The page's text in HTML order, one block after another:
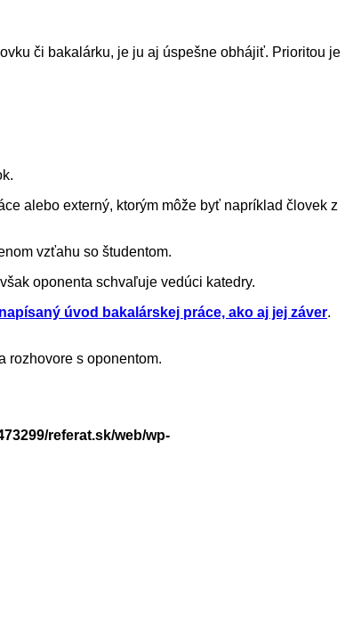
či bakalárku, je ju aj úspešne obhájiť. Prioritou je
alebo externý, ktorým môže byť napríklad človek z
vzťahu so študentom.
oponenta schvaľuje vedúci katedry.
úvod bakalárskej práce, ako aj jej záver.
rozhovore s oponentom.
referat.sk/web/wp-